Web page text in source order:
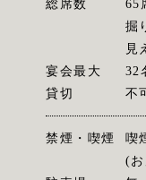
総席数
65
掘
見
宴会最大
32
貸切
不
禁煙・喫煙
喫
(